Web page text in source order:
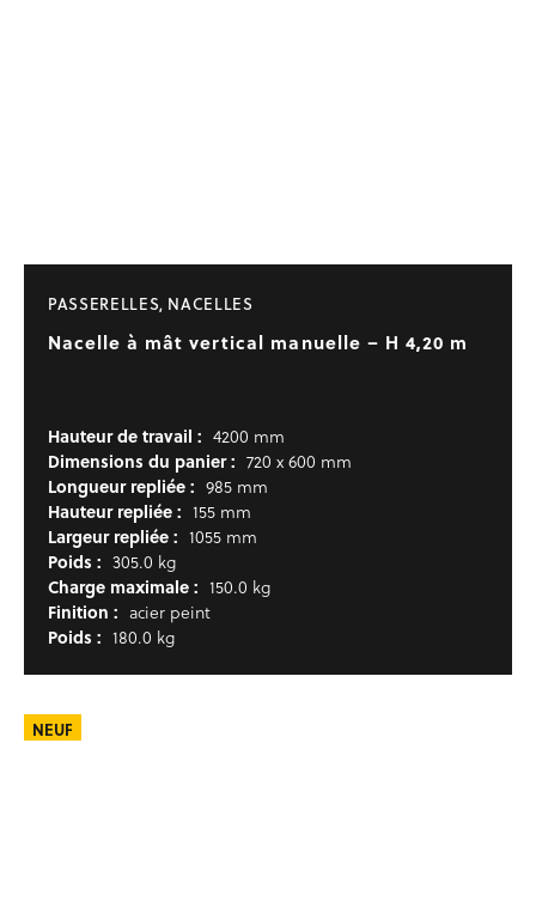
PASSERELLES, NACELLES
Nacelle à mât vertical manuelle – H 4,20 m
Hauteur de travail : 4200 mm
Dimensions du panier : 720 x 600 mm
Longueur repliée : 985 mm
Hauteur repliée : 155 mm
Largeur repliée : 1055 mm
Poids : 305.0 kg
Charge maximale : 150.0 kg
Finition : acier peint
Poids : 180.0 kg
NEUF